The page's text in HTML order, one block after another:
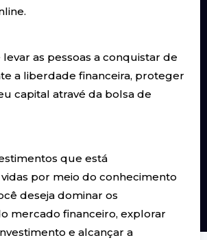
levar as pessoas a conquistar de
a liberdade financeira, proteger
capital atravé da bolsa de
que está
por meio do conhecimento
deseja dominar os
mercado financeiro, explorar
e alcançar a